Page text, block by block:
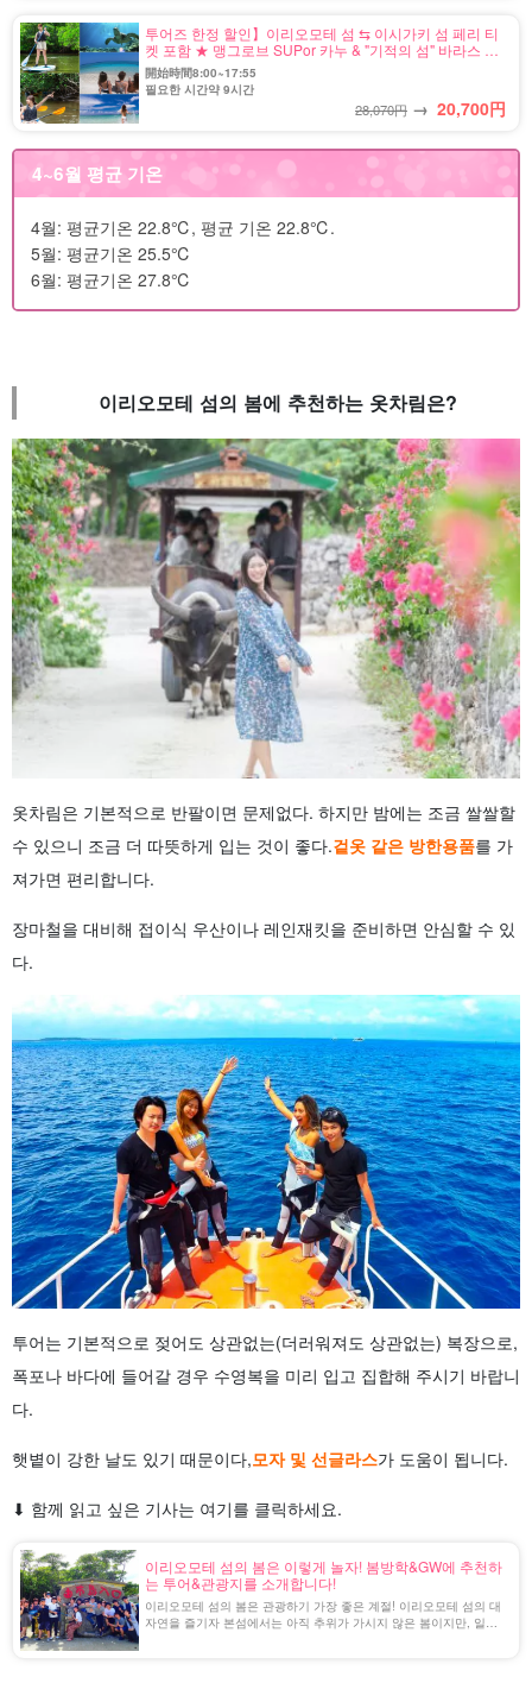
투어즈 한정 할인】이리오모테 섬 ⇆ 이시가키 섬 페리 티
켓 포함 ★ 맹그로브 SUPor 카누 & "기적의 섬" 바라스 섬
스노클링 투어 ★ 사진 무료(No.485)
開始時間8:00~17:55
필요한 시간약 9시간
28,070円 → 20,700円
4~6월 평균 기온
4월: 평균기온 22.8℃, 평균 기온 22.8℃.
5월: 평균기온 25.5℃
6월: 평균기온 27.8℃
이리오모테 섬의 봄에 추천하는 옷차림은?
옷차림은 기본적으로 반팔이면 문제없다. 하지만 밤에는 조금 쌀쌀할
수 있으니 조금 더 따뜻하게 입는 것이 좋다.겉옷 같은 방한용품를 가
져가면 편리합니다.
장마철을 대비해 접이식 우산이나 레인재킷을 준비하면 안심할 수 있
다.
투어는 기본적으로 젖어도 상관없는(더러워져도 상관없는) 복장으로,
폭포나 바다에 들어갈 경우 수영복을 미리 입고 집합해 주시기 바랍니
다.
햇볕이 강한 날도 있기 때문이다,모자 및 선글라스가 도움이 됩니다.
⬇︎ 함께 읽고 싶은 기사는 여기를 클릭하세요.
이리오모테 섬의 봄은 이렇게 놀자! 봄방학&GW에 추천하
는 투어&관광지를 소개합니다!
이리오모테 섬의 봄은 관광하기 가장 좋은 계절! 이리오모테 섬의 대
자연을 즐기자 본섬에서는 아직 추위가 가시지 않은 봄이지만, 일본